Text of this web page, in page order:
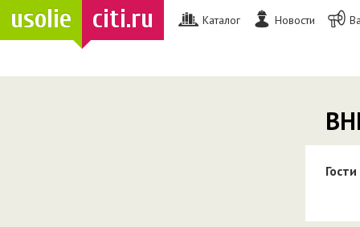
usolie citi.ru Каталог Новости
Гости